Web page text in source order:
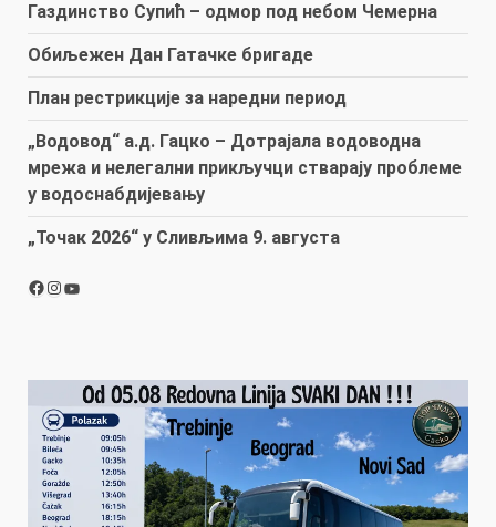
Газдинство Супић – одмор под небом Чемерна
Обиљежен Дан Гатачке бригаде
План рестрикције за наредни период
„Водовод“ а.д. Гацко – Дотрајала водоводна
мрежа и нелегални прикључци стварају проблеме
у водоснабдијевању
„Точак 2026“ у Сливљима 9. августа
Facebook
Instagram
YouTube